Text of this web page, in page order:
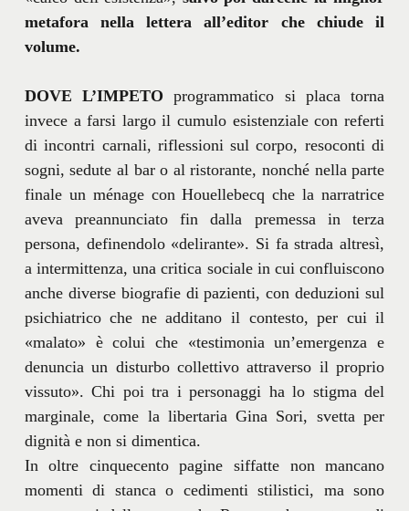
metafora nella lettera all’editor che chiude il
volume.
DOVE L’IMPETOprogrammatico si placa torna
invece a farsi largo il cumulo esistenziale con referti
di incontri carnali, riflessioni sul corpo, resoconti di
sogni, sedute al bar o al ristorante, nonché nella parte
finale un ménage con Houellebecq che la narratrice
aveva preannunciato fin dalla premessa in terza
persona, definendolo «delirante». Si fa strada altresì,
a intermittenza, una critica sociale in cui confluiscono
anche diverse biografie di pazienti, con deduzioni sul
psichiatrico che ne additano il contesto, per cui il
«malato» è colui che «testimonia un’emergenza e
denuncia un disturbo collettivo attraverso il proprio
vissuto». Chi poi tra i personaggi ha lo stigma del
marginale, come la libertaria Gina Sori, svetta per
dignità e non si dimentica.
In oltre cinquecento pagine siffatte non mancano
momenti di stanca o cedimenti stilistici, ma sono